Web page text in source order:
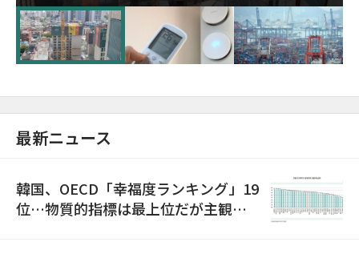
超が「ゾンビ企業」に…5年で2.8倍増
最新ニュース
韓国、OECD「幸福度ランキング」19
位…物質的指標は最上位だが主観的